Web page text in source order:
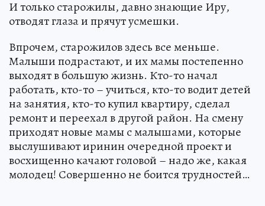
И только старожилы, давно знающие Иру,
отводят глаза и прячут усмешки.
Впрочем, старожилов здесь все меньше.
Малыши подрастают, и их мамы постепенно
выходят в большую жизнь. Кто-то начал
работать, кто-то – учиться, кто-то водит детей
на занятия, кто-то купил квартиру, сделал
ремонт и переехал в другой район. На смену
приходят новые мамы с малышами, которые
выслушивают иринин очередной проект и
восхищенно качают головой – надо же, какая
молодец! Совершенно не боится трудностей…